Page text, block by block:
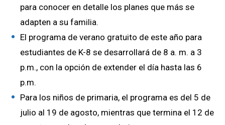
para conocer en detalle los planes que más se
adapten a su familia.
El programa de verano gratuito de este año para
estudiantes de K-8 se desarrollará de 8 a. m. a 3
p.m., con la opción de extender el día hasta las 6
p.m.
Para los niños de primaria, el programa es del 5 de
julio al 19 de agosto, mientras que termina el 12 de